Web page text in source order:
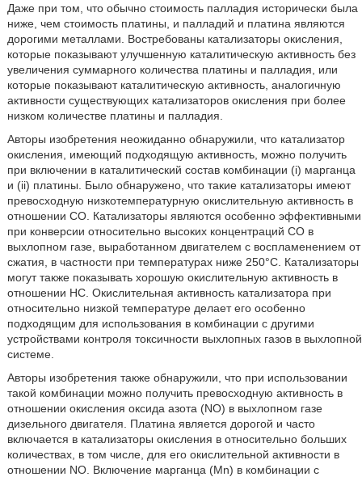
Даже при том, что обычно стоимость палладия исторически была
ниже, чем стоимость платины, и палладий и платина являются
дорогими металлами. Востребованы катализаторы окисления,
которые показывают улучшенную каталитическую активность без
увеличения суммарного количества платины и палладия, или
которые показывают каталитическую активность, аналогичную
активности существующих катализаторов окисления при более
низком количестве платины и палладия.
Авторы изобретения неожиданно обнаружили, что катализатор
окисления, имеющий подходящую активность, можно получить
при включении в каталитический состав комбинации (i) марганца
и (ii) платины. Было обнаружено, что такие катализаторы имеют
превосходную низкотемпературную окислительную активность в
отношении CO. Катализаторы являются особенно эффективными
при конверсии относительно высоких концентраций CO в
выхлопном газе, выработанном двигателем с воспламенением от
сжатия, в частности при температурах ниже 250°C. Катализаторы
могут также показывать хорошую окислительную активность в
отношении HC. Окислительная активность катализатора при
относительно низкой температуре делает его особенно
подходящим для использования в комбинации с другими
устройствами контроля токсичности выхлопных газов в выхлопной
системе.
Авторы изобретения также обнаружили, что при использовании
такой комбинации можно получить превосходную активность в
отношении окисления оксида азота (NO) в выхлопном газе
дизельного двигателя. Платина является дорогой и часто
включается в катализаторы окисления в относительно больших
количествах, в том числе, для его окислительной активности в
отношении NO. Включение марганца (Mn) в комбинации с